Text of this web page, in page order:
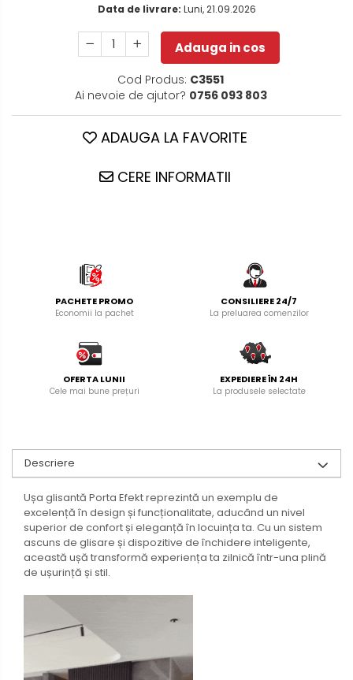
Data de livrare: Luni, 21.09.2026
Adauga in cos
Cod Produs: C3551
Ai nevoie de ajutor? 0756 093 803
ADAUGA LA FAVORITE
CERE INFORMATII
PACHETE PROMO
Economii la pachet
CONSILIERE 24/7
La preluarea comenzilor
OFERTA LUNII
Cele mai bune prețuri
EXPEDIERE ÎN 24H
La produsele selectate
Descriere
Ușa glisantă Porta Efekt reprezintă un exemplu de
excelență în design și funcționalitate, aducând un nivel
superior de confort și eleganță în locuința ta. Cu un sistem
ascuns de glisare și dispozitive de închidere inteligente,
această ușă transformă experiența ta zilnică într-una plină
de ușurință și stil.